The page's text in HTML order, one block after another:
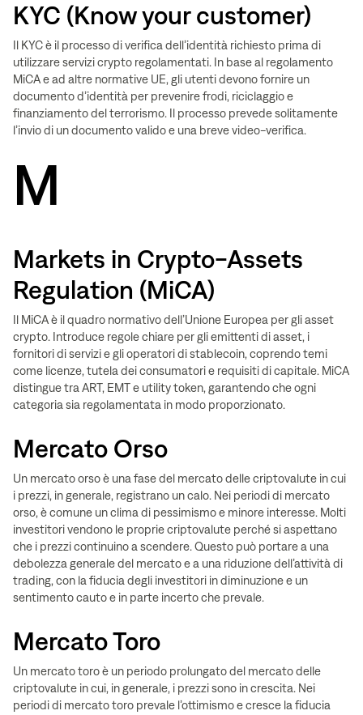
KYC (Know your customer)
Il KYC è il processo di verifica dell’identità richiesto prima di
utilizzare servizi crypto regolamentati. In base al regolamento
MiCA e ad altre normative UE, gli utenti devono fornire un
documento d’identità per prevenire frodi, riciclaggio e
finanziamento del terrorismo. Il processo prevede solitamente
l’invio di un documento valido e una breve video-verifica.
M
Markets in Crypto-Assets
Regulation (MiCA)
Il MiCA è il quadro normativo dell’Unione Europea per gli asset
crypto. Introduce regole chiare per gli emittenti di asset, i
fornitori di servizi e gli operatori di stablecoin, coprendo temi
come licenze, tutela dei consumatori e requisiti di capitale. MiCA
distingue tra ART, EMT e utility token, garantendo che ogni
categoria sia regolamentata in modo proporzionato.
Mercato Orso
Un mercato orso è una fase del mercato delle criptovalute in cui
i prezzi, in generale, registrano un calo. Nei periodi di mercato
orso, è comune un clima di pessimismo e minore interesse. Molti
investitori vendono le proprie criptovalute perché si aspettano
che i prezzi continuino a scendere. Questo può portare a una
debolezza generale del mercato e a una riduzione dell’attività di
trading, con la fiducia degli investitori in diminuzione e un
sentimento cauto e in parte incerto che prevale.
Mercato Toro
Un mercato toro è un periodo prolungato del mercato delle
criptovalute in cui, in generale, i prezzi sono in crescita. Nei
periodi di mercato toro prevale l’ottimismo e cresce la fiducia